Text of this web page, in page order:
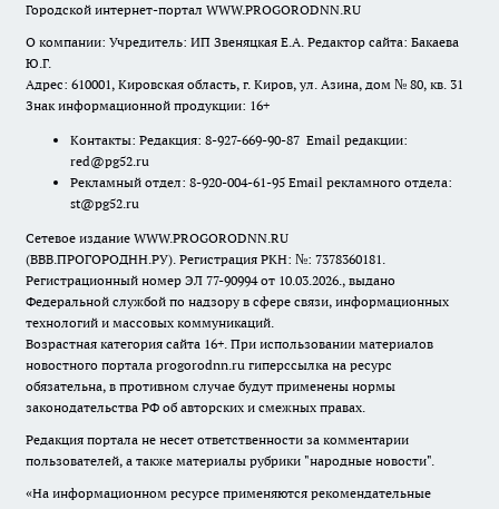
Городской интернет-портал WWW.PROGORODNN.RU
О компании: Учредитель: ИП Звеняцкая Е.А. Редактор сайта: Бакаева
Ю.Г.
Адрес: 610001, Кировская область, г. Киров, ул. Азина, дом № 80, кв. 31
Знак информационной продукции: 16+
Контакты: Редакция: 8-927-669-90-87 Email редакции:
red@pg52.ru
Рекламный отдел: 8-920-004-61-95 Email рекламного отдела:
st@pg52.ru
Сетевое издание WWW.PROGORODNN.RU
(ВВВ.ПРОГОРОДНН.РУ). Регистрация РКН: №: 7378360181.
Регистрационный номер ЭЛ 77-90994 от 10.03.2026., выдано
Федеральной службой по надзору в сфере связи, информационных
технологий и массовых коммуникаций.
Возрастная категория сайта 16+. При использовании материалов
новостного портала progorodnn.ru гиперссылка на ресурс
обязательна, в противном случае будут применены нормы
законодательства РФ об авторских и смежных правах.
Редакция портала не несет ответственности за комментарии
пользователей, а также материалы рубрики "народные новости".
«На информационном ресурсе применяются рекомендательные